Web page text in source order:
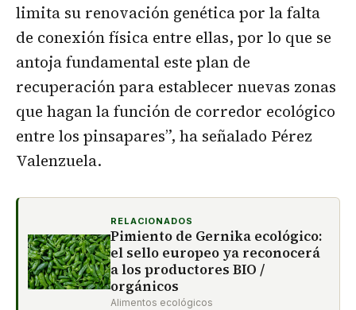
limita su renovación genética por la falta
de conexión física entre ellas, por lo que se
antoja fundamental este plan de
recuperación para establecer nuevas zonas
que hagan la función de corredor ecológico
entre los pinsapares”, ha señalado Pérez
Valenzuela.
RELACIONADOS
Pimiento de Gernika ecológico:
el sello europeo ya reconocerá
a los productores BIO /
orgánicos
Alimentos ecológicos